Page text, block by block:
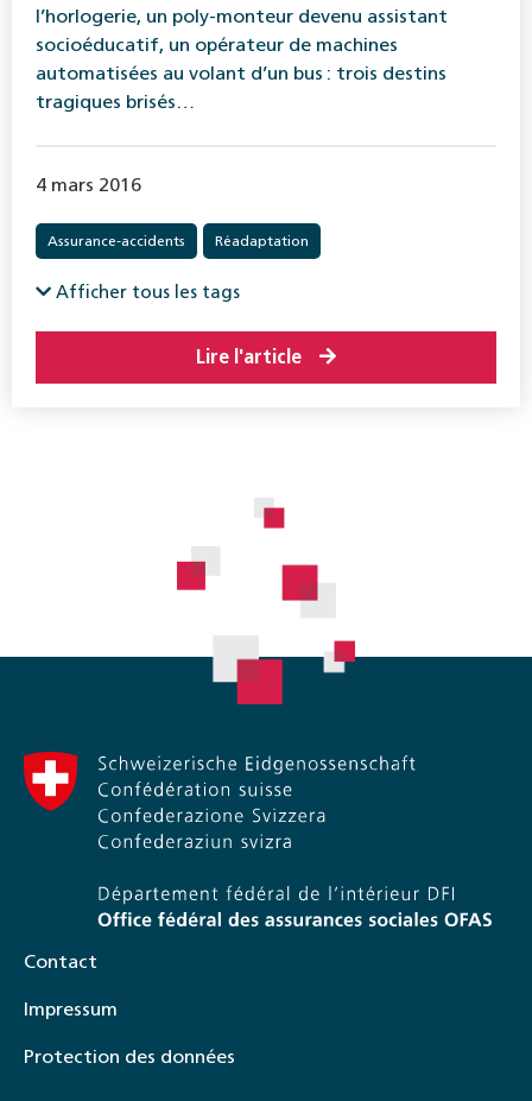
l’horlogerie, un poly-monteur devenu assistant
socioéducatif, un opérateur de machines
automatisées au volant d’un bus : trois destins
tragiques brisés…
4 mars 2016
Assurance-accidents Réadaptation
Afficher tous les tags
Lire l'article
Contact
Impressum
Protection des données